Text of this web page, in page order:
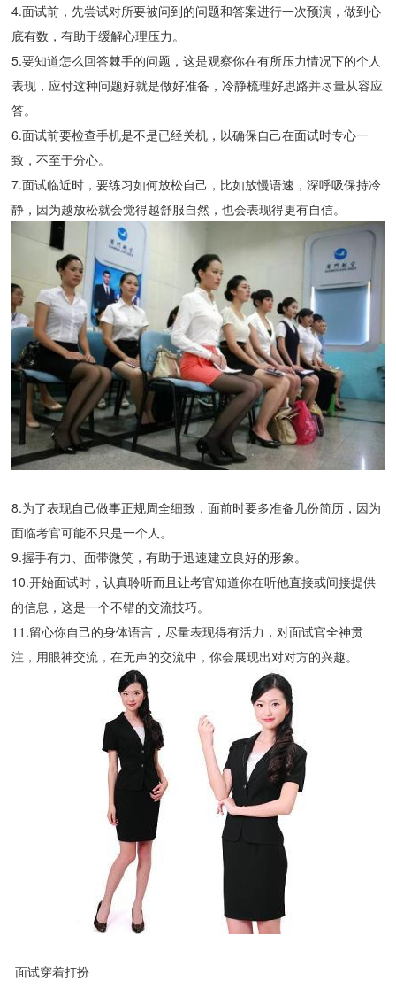
4.面试前，先尝试对所要被问到的问题和答案进行一次预演，做到心
底有数，有助于缓解心理压力。
5.要知道怎么回答棘手的问题，这是观察你在有所压力情况下的个人
表现，应付这种问题好就是做好准备，冷静梳理好思路并尽量从容应
答。
6.面试前要检查手机是不是已经关机，以确保自己在面试时专心一
致，不至于分心。
7.面试临近时，要练习如何放松自己，比如放慢语速，深呼吸保持冷
静，因为越放松就会觉得越舒服自然，也会表现得更有自信。
8.为了表现自己做事正规周全细致，面前时要多准备几份简历，因为
面临考官可能不只是一个人。
9.握手有力、面带微笑，有助于迅速建立良好的形象。
10.开始面试时，认真聆听而且让考官知道你在听他直接或间接提供
的信息，这是一个不错的交流技巧。
11.留心你自己的身体语言，尽量表现得有活力，对面试官全神贯
注，用眼神交流，在无声的交流中，你会展现出对对方的兴趣。
面试穿着打扮